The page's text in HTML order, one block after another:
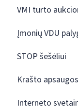
VMI turto
Įmonių VDU
STOP šešėliui
Krašto
Interneto